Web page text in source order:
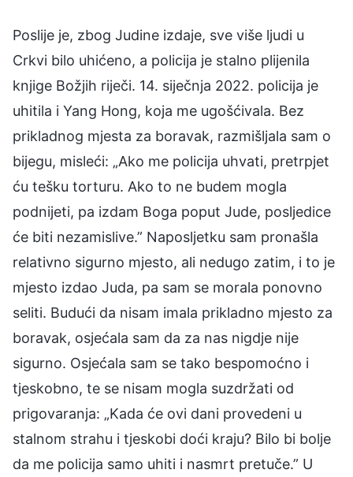
Poslije je, zbog Judine izdaje, sve više ljudi u
Crkvi bilo uhićeno, a policija je stalno plijenila
knjige Božjih riječi. 14. siječnja 2022. policija je
uhitila i Yang Hong, koja me ugošćivala. Bez
prikladnog mjesta za boravak, razmišljala sam o
bijegu, misleći: „Ako me policija uhvati, pretrpjet
ću tešku torturu. Ako to ne budem mogla
podnijeti, pa izdam Boga poput Jude, posljedice
će biti nezamislive.” Naposljetku sam pronašla
relativno sigurno mjesto, ali nedugo zatim, i to je
mjesto izdao Juda, pa sam se morala ponovno
seliti. Budući da nisam imala prikladno mjesto za
boravak, osjećala sam da za nas nigdje nije
sigurno. Osjećala sam se tako bespomoćno i
tjeskobno, te se nisam mogla suzdržati od
prigovaranja: „Kada će ovi dani provedeni u
stalnom strahu i tjeskobi doći kraju? Bilo bi bolje
da me policija samo uhiti i nasmrt pretuče.” U